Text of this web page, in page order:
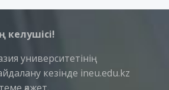
келушісі!
университетінің
кезінде ineu.edu.kz